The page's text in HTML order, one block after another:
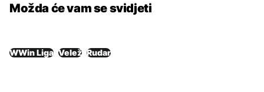
Možda će vam se svidjeti
WWin Liga Velež Rudar